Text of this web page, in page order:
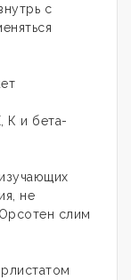
с
К и бета-
не
слим